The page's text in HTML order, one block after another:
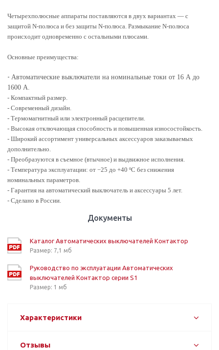
Четырехполюсные аппараты поставляются в двух вариантах — с
защитой N-полюса и без защиты N-полюса. Размыкание N-полюса
происходит одновременно с остальными плюсами.
Основные преимущества:
- Автоматические выключатели на номинальные токи от 16 А до
1600 А.
- Компактный размер.
- Современный дизайн.
- Термомагнитный или электронный расцепители.
- Высокая отключающая способность и повышенная износостойкость.
- Широкий ассортимент универсальных аксессуаров заказываемых
дополнительно.
- Преобразуются в съемное (втычное) и выдвижное исполнения.
- Температура эксплуатации: от −25 до +40 ºС без снижения
номинальных параметров.
- Гарантия на автоматический выключатель и аксессуары 5 лет.
- Сделано в России.
Документы
Каталог Автоматических выключателей Контактор
Размер: 7,1 мб
Руководство по эксплуатации Автоматических
выключателей Контактор серии S1
Размер: 1 мб
Характеристики
Отзывы